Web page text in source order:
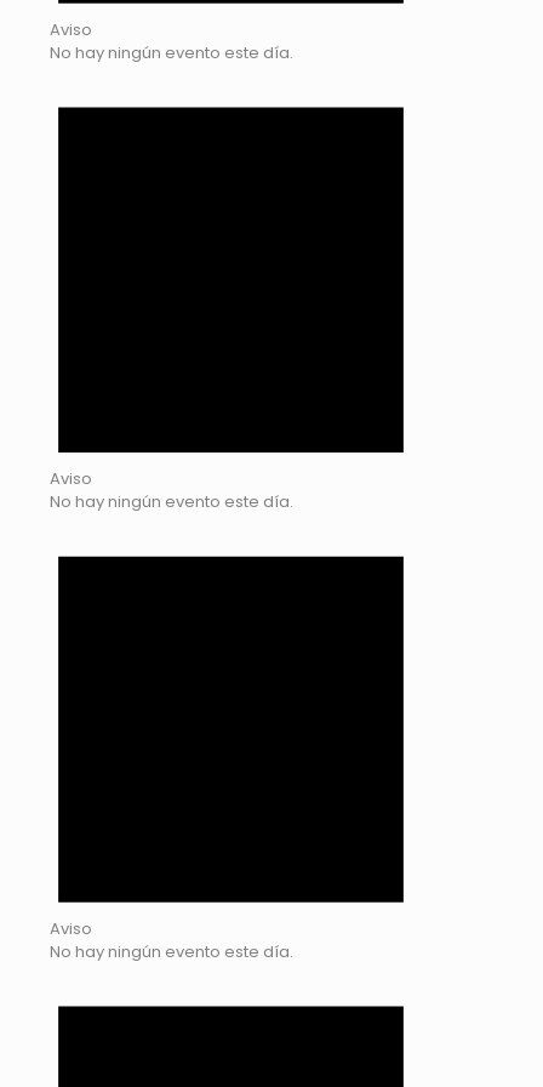
Aviso
No hay ningún evento este día.
Aviso
No hay ningún evento este día.
Aviso
No hay ningún evento este día.